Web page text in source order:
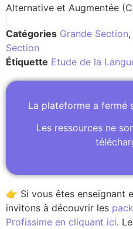
Alternative et Augmentée
Catégories Grande Section,
Section
Étiquette Etude de la
La plateforme a fermé
Les ressources ne
👉 Si vous êtes enseignant
invitons à découvrir les
Profissime en cliquant ici.